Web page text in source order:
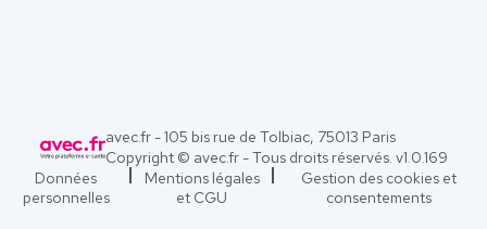
avec.fr - 105 bis rue de Tolbiac, 75013 Paris
Copyright © avec.fr - Tous droits réservés. v1.0.169
Données
personnelles
Mentions légales
et CGU
Gestion des cookies et
consentements